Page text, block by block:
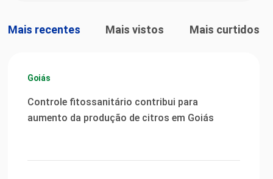
Mais recentes Mais vistos Mais curtidos
Goiás
Controle fitossanitário contribui para
aumento da produção de citros em Goiás